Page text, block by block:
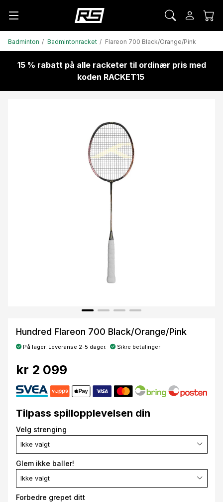
Badminton Badmintonracket Flareon 700 Black/Orange/Pink
15 % rabatt på alle racketer til ordinær pris med
koden RACKET15
Hundred Flareon 700 Black/Orange/Pink
På lager. Leveranse 2-5 dager. Sikre betalinger
kr 2 099
Tilpass spillopplevelsen din
Velg strenging
Ikke valgt
Glem ikke baller!
Ikke valgt
Forbedre grepet ditt